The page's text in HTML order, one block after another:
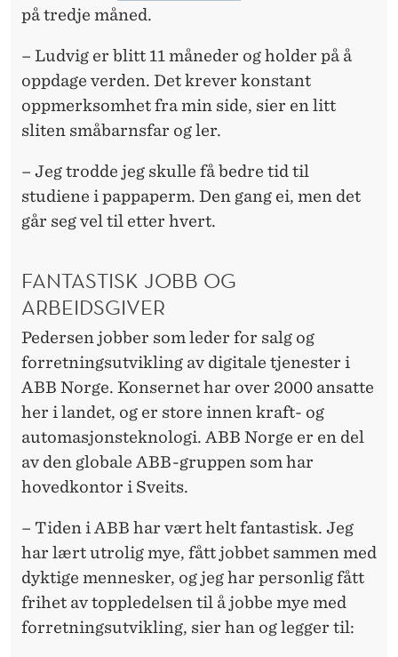
på tredje måned.
– Ludvig er blitt 11 måneder og holder på å
oppdage verden. Det krever konstant
oppmerksomhet fra min side, sier en litt
sliten småbarnsfar og ler.
– Jeg trodde jeg skulle få bedre tid til
studiene i pappaperm. Den gang ei, men det
går seg vel til etter hvert.
FANTASTISK JOBB OG
ARBEIDSGIVER
Pedersen jobber som leder for salg og
forretningsutvikling av digitale tjenester i
ABB Norge. Konsernet har over 2000 ansatte
her i landet, og er store innen kraft- og
automasjonsteknologi. ABB Norge er en del
av den globale ABB-gruppen som har
hovedkontor i Sveits.
– Tiden i ABB har vært helt fantastisk. Jeg
har lært utrolig mye, fått jobbet sammen med
dyktige mennesker, og jeg har personlig fått
frihet av toppledelsen til å jobbe mye med
forretningsutvikling, sier han og legger til: